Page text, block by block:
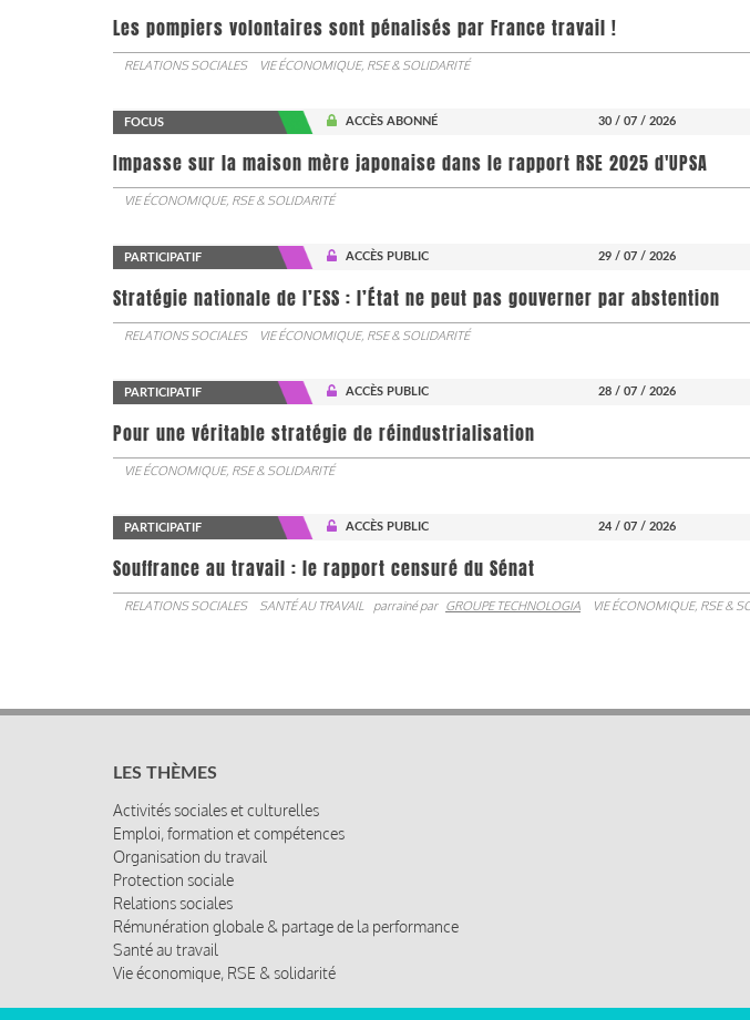
Les pompiers volontaires sont pénalisés par France travail !
RELATIONS SOCIALES VIE ÉCONOMIQUE, RSE & SOLIDARITÉ
FOCUS ACCÈS ABONNÉ 30 / 07 / 2026
Impasse sur la maison mère japonaise dans le rapport RSE 2025 d'UPSA
VIE ÉCONOMIQUE, RSE & SOLIDARITÉ
PARTICIPATIF ACCÈS PUBLIC 29 / 07 / 2026
Stratégie nationale de l’ESS : l’État ne peut pas gouverner par abstention
RELATIONS SOCIALES VIE ÉCONOMIQUE, RSE & SOLIDARITÉ
PARTICIPATIF ACCÈS PUBLIC 28 / 07 / 2026
Pour une véritable stratégie de réindustrialisation
VIE ÉCONOMIQUE, RSE & SOLIDARITÉ
PARTICIPATIF ACCÈS PUBLIC 24 / 07 / 2026
Souffrance au travail : le rapport censuré du Sénat
RELATIONS SOCIALES SANTÉ AU TRAVAIL parrainé par GROUPE TECHNOLOGIA VIE ÉCONOMIQUE, RSE &
LES THÈMES
Activités sociales et culturelles
Emploi, formation et compétences
Organisation du travail
Protection sociale
Relations sociales
Rémunération globale & partage de la performance
Santé au travail
Vie économique, RSE & solidarité